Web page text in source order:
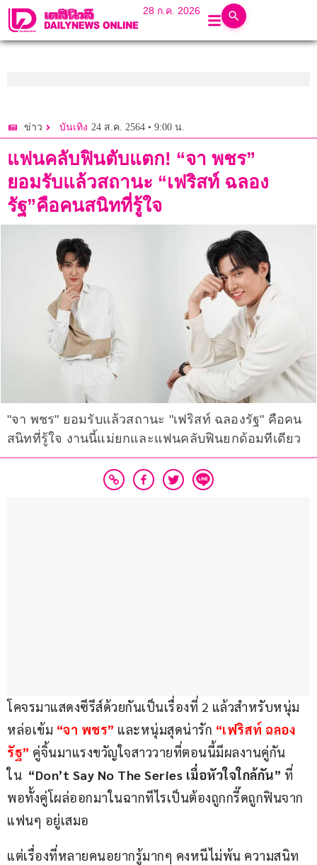
28 ก.ค. 2026
ข่าว บันเทิง 24 ส.ค. 2564 • 9:00 น.
แฟนคลับฟินตับแตก! “จา พชร”
ยอมรับแล้วสถานะ “เฟริสท์ ฉลอง
รัฐ”คือคนสนิทที่รู้ใจ
"จา พชร" ยอมรับแล้วสถานะ "เฟริสท์ ฉลองรัฐ" คือคน
สนิทที่รู้ใจ งานนี้แม่ยกและแฟนคลับฟินยกด้อมทีเดียว
โคจรมาแสดงซีรีส์ด้วยกันเป็นเรื่องที่ 2 แล้วสำหรับหนุ่ม
หล่อเข้ม “จา พชร” และหนุ่มสุดน่ารัก “เฟริสท์ ฉลอง
รัฐ” คู่จิ้นมาแรงขวัญใจสาววายที่ตอนนี้มีผลงานคู่กัน
ใน “Don’t Say No The Series เมื่อหัวใจใกล้กัน” ที่
พอทั้งคู่โผล่ออกมาในฉากทีไรเป็นต้องถูกกรี๊ดถูกฟินจาก
แฟนๆ อยู่เสมอ
แต่เรื่องที่หลายคนอยากรู้มากๆ คงหนีไม่พ้น ความสนิท